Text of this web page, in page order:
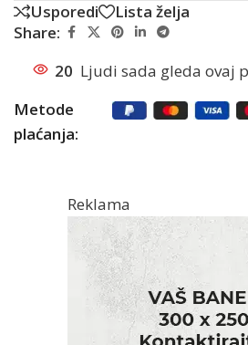
Usporedi
Lista želja
Share:
20 Ljudi sada gleda ovaj
Metode
plaćanja:
Reklama